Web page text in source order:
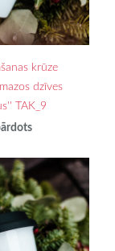
krūze
dzīves
TAK_9